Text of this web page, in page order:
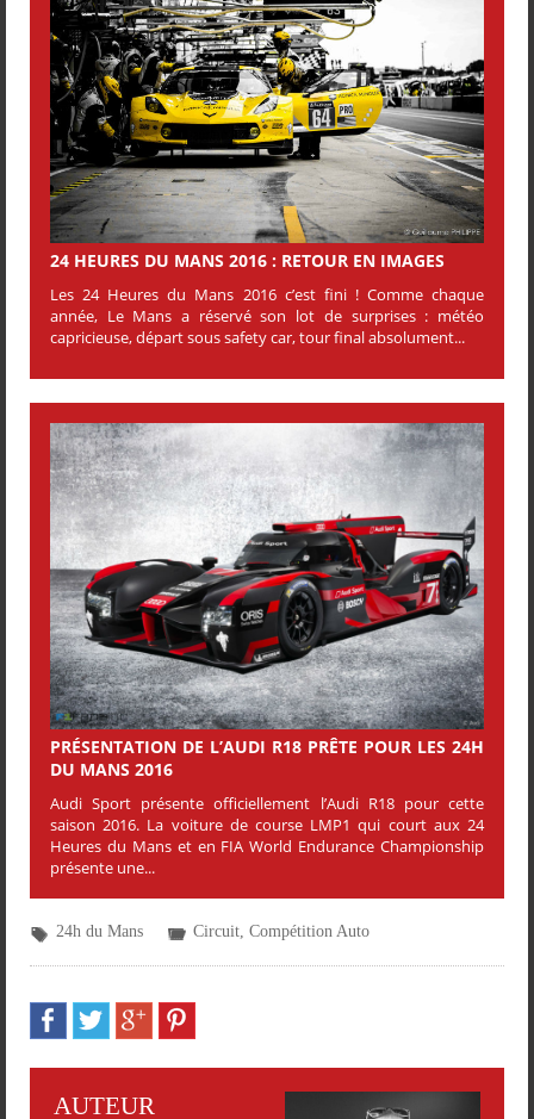
24 HEURES DU MANS 2016 : RETOUR EN IMAGES
Les 24 Heures du Mans 2016 c’est fini ! Comme chaque
année, Le Mans a réservé son lot de surprises : météo
capricieuse, départ sous safety car, tour final absolument...
PRÉSENTATION DE L’AUDI R18 PRÊTE POUR LES 24H
DU MANS 2016
Audi Sport présente officiellement l’Audi R18 pour cette
saison 2016. La voiture de course LMP1 qui court aux 24
Heures du Mans et en FIA World Endurance Championship
présente une...
24h du Mans Circuit, Compétition Auto
AUTEUR